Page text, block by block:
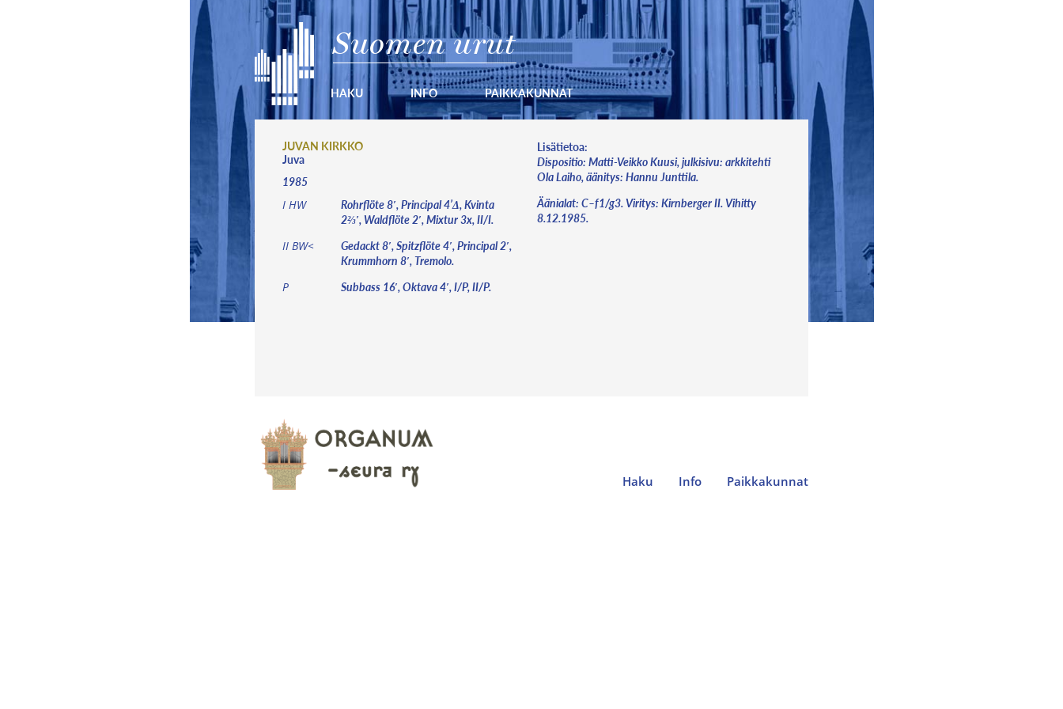
Suomen urut
HAKU INFO PAIKKAKUNNAT
JUVAN KIRKKO
Juva
1985
I HW
Rohrflöte 8′, Principal 4’Δ, Kvinta
2⅔′, Waldflöte 2′, Mixtur 3x, II/I.
II BW<
Gedackt 8′, Spitzflöte 4′, Principal 2′,
Krummhorn 8′, Tremolo.
P Subbass 16′, Oktava 4′, I/P, II/P.
Lisätietoa:
Dispositio: Matti-Veikko Kuusi, julkisivu: arkkitehti
Ola Laiho, äänitys: Hannu Junttila.
Äänialat: C–f1/g3. Viritys: Kirnberger II. Vihitty
8.12.1985.
Haku Info Paikkakunnat